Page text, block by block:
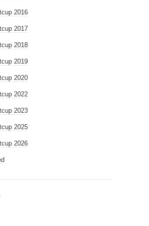
2016
2017
2018
2019
2020
2022
2023
2025
2026